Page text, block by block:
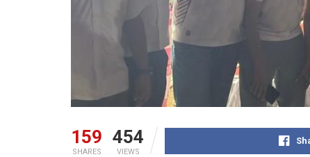
159
SHARES
454
VIEWS